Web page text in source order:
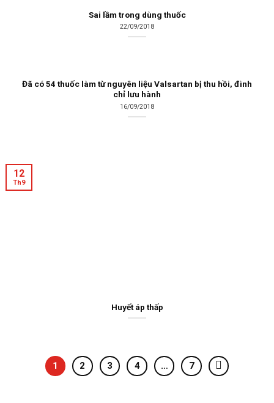
Sai lầm trong dùng thuốc
22/09/2018
Đã có 54 thuốc làm từ nguyên liệu Valsartan bị thu hồi, đình
chỉ lưu hành
16/09/2018
Huyết áp thấp
12
Th9
1 2 3 4 … 7